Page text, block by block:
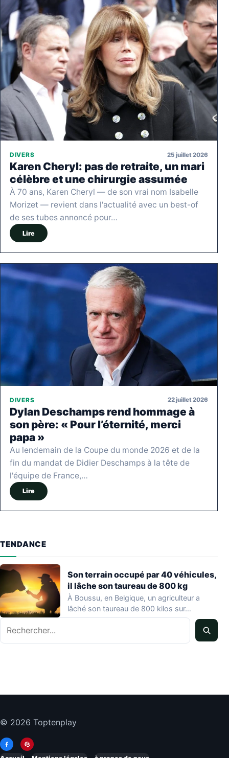
DIVERS 25 juillet 2026
Karen Cheryl: pas de retraite, un mari
célèbre et une chirurgie assumée
À 70 ans, Karen Cheryl — de son vrai nom Isabelle
Morizet — revient dans l'actualité avec un best-of
de ses tubes annoncé pour…
Lire
DIVERS 22 juillet 2026
Dylan Deschamps rend hommage à
son père: « Pour l’éternité, merci
papa »
Au lendemain de la Coupe du monde 2026 et de la
fin du mandat de Didier Deschamps à la tête de
l'équipe de France,…
Lire
TENDANCE
Son terrain occupé par 40 véhicules,
il lâche son taureau de 800 kg
À Boussu, en Belgique, un agriculteur a
lâché son taureau de 800 kilos sur…
Rechercher
© 2026 Toptenplay